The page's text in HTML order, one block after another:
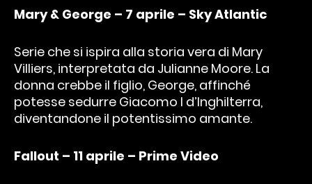
Mary & George – 7 aprile – Sky Atlantic
Serie che si ispira alla storia vera di Mary
Villiers, interpretata da Julianne Moore. La
donna crebbe il figlio, George, affinché
potesse sedurre Giacomo I d’Inghilterra,
diventandone il potentissimo amante.
Fallout – 11 aprile – Prime Video